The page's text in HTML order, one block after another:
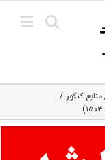
منابع کنکور